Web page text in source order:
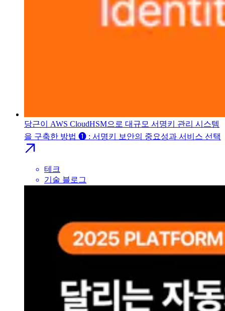
당근이 AWS CloudHSM으로 대규모 서명키 관리 시스템
을 구축한 방법 ❶ : 서명키 보안의 중요성과 서비스 선택
테크
기술 블로그